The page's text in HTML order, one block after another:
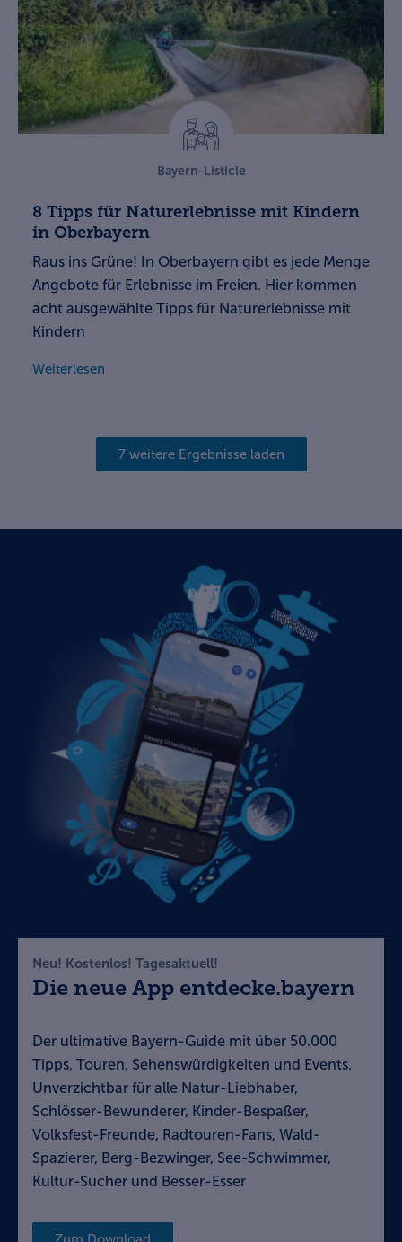
Bayern-Listicle
8 Tipps für Naturerlebnisse mit Kindern
in Oberbayern
Raus ins Grüne! In Oberbayern gibt es jede Menge
Angebote für Erlebnisse im Freien. Hier kommen
acht ausgewählte Tipps für Naturerlebnisse mit
Kindern
Weiterlesen
7 weitere Ergebnisse laden
Neu! Kostenlos! Tagesaktuell!
Die neue App entdecke.bayern
Der ultimative Bayern-Guide mit über 50.000
Tipps, Touren, Sehenswürdigkeiten und Events.
Unverzichtbar für alle Natur-Liebhaber,
Schlösser-Bewunderer, Kinder-Bespaßer,
Volksfest-Freunde, Radtouren-Fans, Wald-
Spazierer, Berg-Bezwinger, See-Schwimmer,
Kultur-Sucher und Besser-Esser